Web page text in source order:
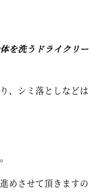
を洗うドライクリー
、シミ落としなどは
めさせて頂きますの